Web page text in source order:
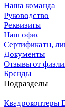
Наша команда
Руководство
Реквизиты
Наш офис
Сертификаты,
Документы
Отзывы от
Бренды
Подразделы
Квадрокоптеры